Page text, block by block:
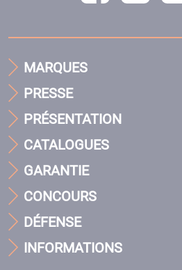
MARQUES
PRESSE
PRÉSENTATION
CATALOGUES
GARANTIE
CONCOURS
DÉFENSE
INFORMATIONS